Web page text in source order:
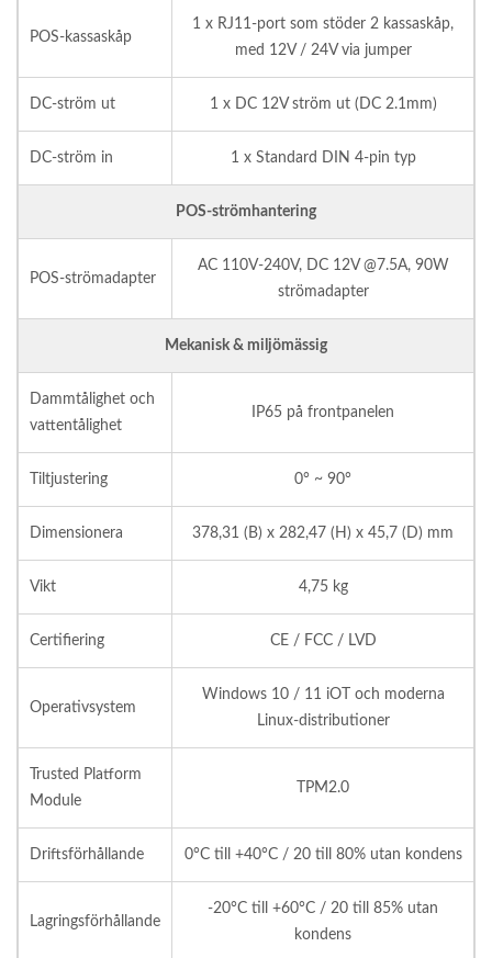
POS-kassaskåp
1 x RJ11-port som stöder 2 kassaskåp,
med 12V / 24V via jumper
DC-ström ut 1 x DC 12V ström ut (DC 2.1mm)
DC-ström in 1 x Standard DIN 4-pin typ
POS-strömhantering
POS-strömadapter
AC 110V-240V, DC 12V @7.5A, 90W
strömadapter
Mekanisk & miljömässig
Dammtålighet och
vattentålighet
IP65 på frontpanelen
Tiltjustering 0° ~ 90°
Dimensionera 378,31 (B) x 282,47 (H) x 45,7 (D) mm
Vikt 4,75 kg
Certifiering CE / FCC / LVD
Operativsystem
Windows 10 / 11 iOT och moderna
Linux-distributioner
Trusted Platform
Module
TPM2.0
Driftsförhållande 0°C till +40°C / 20 till 80% utan kondens
Lagringsförhållande
-20°C till +60°C / 20 till 85% utan
kondens